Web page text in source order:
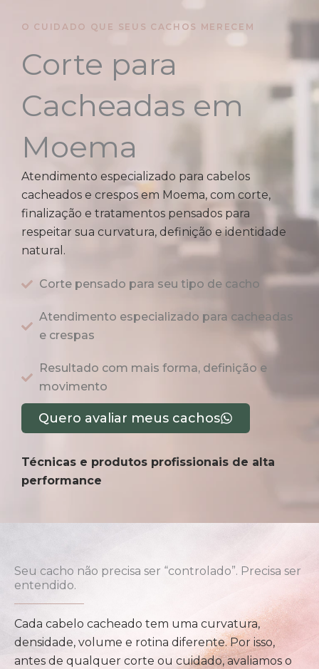
O CUIDADO QUE SEUS CACHOS MERECEM
Corte para
Cacheadas em
Moema
Atendimento especializado para cabelos
cacheados e crespos em Moema, com corte,
finalização e tratamentos pensados para
respeitar sua curvatura, definição e identidade
natural.
Corte pensado para seu tipo de cacho
Atendimento especializado para cacheadas
e crespas
Resultado com mais forma, definição e
movimento
Quero avaliar meus cachos
Técnicas e produtos profissionais de alta
performance
Seu cacho não precisa ser “controlado”. Precisa ser
entendido.
Cada cabelo cacheado tem uma curvatura,
densidade, volume e rotina diferente. Por isso,
antes de qualquer corte ou cuidado, avaliamos o